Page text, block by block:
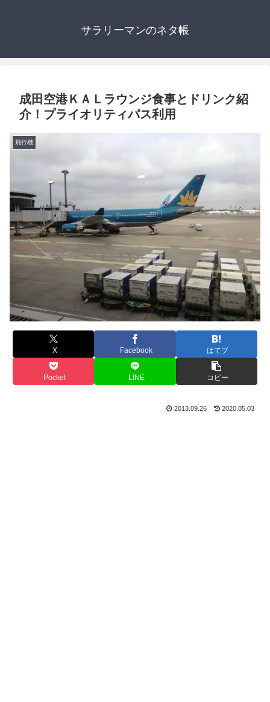
サラリーマンのネタ帳
成田空港ＫＡＬラウンジ食事とドリンク紹
介！プライオリティパス利用
飛行機
X Facebook はてブ
Pocket LINE コピー
2013.09.26 2020.05.03